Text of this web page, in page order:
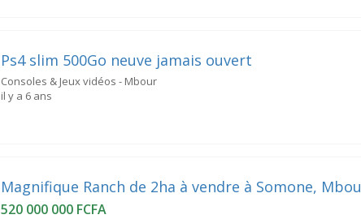
Ps4 slim 500Go neuve jamais ouvert
Consoles & Jeux vidéos - Mbour
il y a 6 ans
Magnifique Ranch de 2ha à vendre à Somone,
520 000 000 FCFA